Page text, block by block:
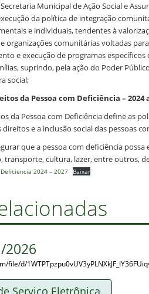
Municipal de Ação Social e
da política de integração
e individuais, tendentes à
organizações comunitárias voltadas
e execução de programas
suprindo, pela ação do Poder
social;
da Pessoa com Deficiência – 2024
da Pessoa com Deficiência define as
e a inclusão social das pessoas
que a pessoa com deficiência possa
transporte, cultura, lazer, entre outros,
2024 – 2027 Baixar
2026
file/d/
Serviço Eletrônica